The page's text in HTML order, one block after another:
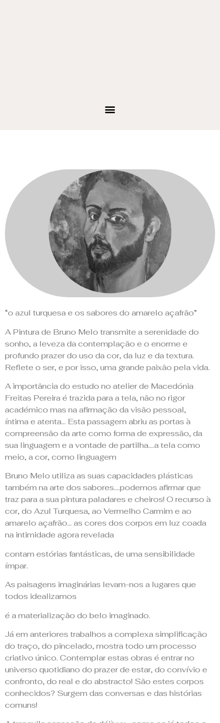
Bruno Melo
no Prova d'Arte
Para venda
“o azul turquesa e os sabores do amarelo açafrão”
A Pintura de Bruno Melo transmite a serenidade do
sonho, a leveza da contemplação e o enorme e
profundo prazer do uso da cor, da luz e da textura.
Reflete o ser, e por isso, uma grande paixão pela vida.
A importância do estudo no atelier de Macedónia
Freitas Pereira é trazida para a tela, não no rigor
académico mas na afirmação da visão pessoal,
íntima e atenta… Esta passagem abriu as portas à
compreensão da arte como forma de expressão, da
sua linguagem e a vontade de partilha….a tela como
meio, a cor, como linguagem
Bruno Melo utiliza as suas capacidades plásticas
também na arte dos sabores….podemos afirmar que
traz para a sua pintura paladares e cheiros! O recurso à
cor, do Azul Turquesa, ao Vermelho Carmim e ao
amarelo açafrão… as cores dos corpos em luz coada
na intimidade agora revelada
contam estórias fantásticas, de uma sensibilidade
ímpar.
As paisagens imaginárias levam-nos a lugares que
todos idealizamos
é a materialização do belo imaginado.
Já em anteriores trabalhos a complexa simplificação
do traço, do pincelado, mostra todo um processo
criativo único. Contemplar estas obras é entrar no
universo quotidiano do prazer de estar, do convívio e
confronto, do real e do abstracto! São estes corpos
conhecidos? Surgem das conversas e das histórias
comuns!